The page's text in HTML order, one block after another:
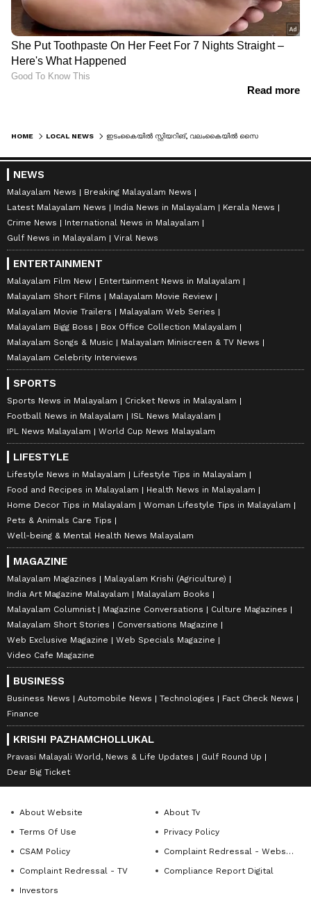
HOME LOCAL NEWS
NEWS
Malayalam News
Breaking Malayalam News
Latest Malayalam News
India News in Malayalam
Kerala News
Crime News
International News in Malayalam
Gulf News in Malayalam
Viral News
ENTERTAINMENT
Malayalam Film New
Entertainment News in Malayalam
Malayalam Short Films
Malayalam Movie Review
Malayalam Movie Trailers
Malayalam Web Series
Malayalam Bigg Boss
Box Office Collection Malayalam
Malayalam Songs & Music
Malayalam Miniscreen & TV News
Malayalam Celebrity Interviews
SPORTS
Sports News in Malayalam
Cricket News in Malayalam
Football News in Malayalam
ISL News Malayalam
IPL News Malayalam
World Cup News Malayalam
LIFESTYLE
Lifestyle News in Malayalam
Lifestyle Tips in Malayalam
Food and Recipes in Malayalam
Health News in Malayalam
Home Decor Tips in Malayalam
Woman Lifestyle Tips in Malayalam
Pets & Animals Care Tips
Well-being & Mental Health News Malayalam
MAGAZINE
Malayalam Magazines
Malayalam Krishi (Agriculture)
India Art Magazine Malayalam
Malayalam Books
Malayalam Columnist
Magazine Conversations
Culture Magazines
Malayalam Short Stories
Conversations Magazine
Web Exclusive Magazine
Web Specials Magazine
Video Cafe Magazine
BUSINESS
Business News Automobile News Technologies
Fact Check News
Finance
KRISHI PAZHAMCHOLLUKAL
Pravasi Malayali World, News & Life Updates
Gulf Round Up
Dear Big Ticket
About Website
About Tv
Terms Of Use
Privacy Policy
CSAM Policy
Complaint Redressal - Website
Complaint Redressal - TV
Compliance Report Digital
Investors